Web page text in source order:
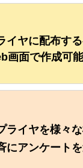
イヤに配布す
画面で作成可能
ライヤを様々
にアンケート